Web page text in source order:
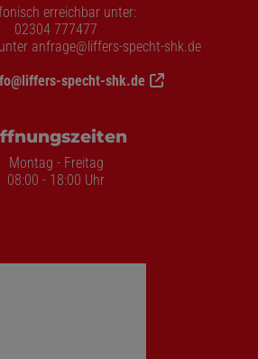
erreichbar unter:
02304 777477
anfrage@liffers-specht-shk.de
specht-shk.de
Montag - Freitag
08:00 - 18:00 Uhr